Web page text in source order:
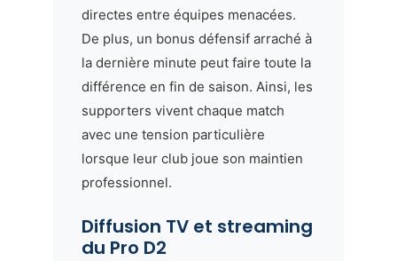
directes entre équipes menacées.
De plus, un bonus défensif arraché à
la dernière minute peut faire toute la
différence en fin de saison. Ainsi, les
supporters vivent chaque match
avec une tension particulière
lorsque leur club joue son maintien
professionnel.
Diffusion TV et streaming
du Pro D2